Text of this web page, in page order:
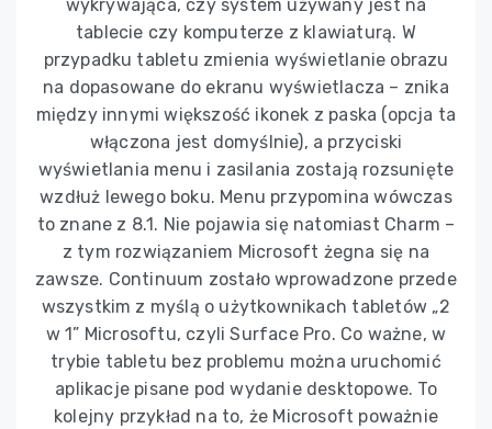
wykrywająca, czy system używany jest na
tablecie czy komputerze z klawiaturą. W
przypadku tabletu zmienia wyświetlanie obrazu
na dopasowane do ekranu wyświetlacza – znika
między innymi większość ikonek z paska (opcja ta
włączona jest domyślnie), a przyciski
wyświetlania menu i zasilania zostają rozsunięte
wzdłuż lewego boku. Menu przypomina wówczas
to znane z 8.1. Nie pojawia się natomiast Charm –
z tym rozwiązaniem Microsoft żegna się na
zawsze. Continuum zostało wprowadzone przede
wszystkim z myślą o użytkownikach tabletów „2
w 1” Microsoftu, czyli Surface Pro. Co ważne, w
trybie tabletu bez problemu można uruchomić
aplikacje pisane pod wydanie desktopowe. To
kolejny przykład na to, że Microsoft poważnie